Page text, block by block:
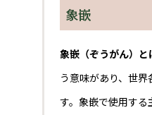
象嵌
象嵌（ぞうがん）と
う意味があり、世
す。象嵌で使用する